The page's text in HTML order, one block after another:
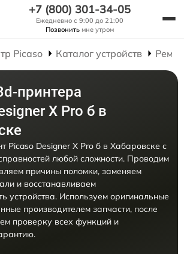
+7 (800) 301-34-05
Ежедневно с 9:00 до 21:00
Позвонить мне утром
Picaso Каталог устройств
принтера
X Pro б в
Picaso Designer X Pro б в Хабаровске с
любой сложности. Проводим
причины поломки, заменяем
и восстанавливаем
устройства. Используем оригинальные
производителем запчасти, после
проверку всех функций и